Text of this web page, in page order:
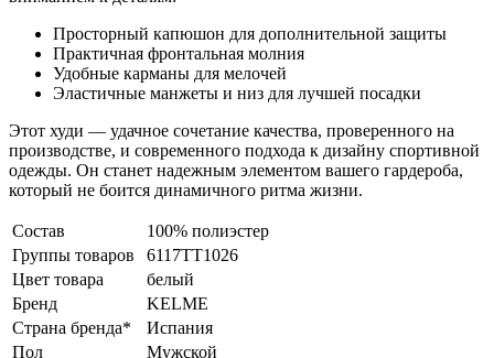
Просторный капюшон для дополнительной защиты
Практичная фронтальная молния
Удобные карманы для мелочей
Эластичные манжеты и низ для лучшей посадки
Этот худи — удачное сочетание качества, проверенного на
производстве, и современного подхода к дизайну спортивной
одежды. Он станет надежным элементом вашего гардероба,
который не боится динамичного ритма жизни.
Состав
100% полиэстер
Группы товаров
6117TT1026
Цвет товара
белый
Бренд
KELME
Страна бренда*
Испания
Пол
Мужской